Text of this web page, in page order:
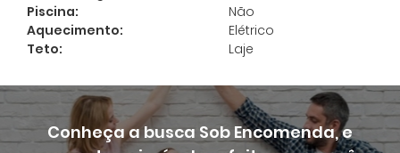
Piscina:
Não
Aquecimento:
Elétrico
Teto:
Laje
Conheça a busca Sob Encomenda, e